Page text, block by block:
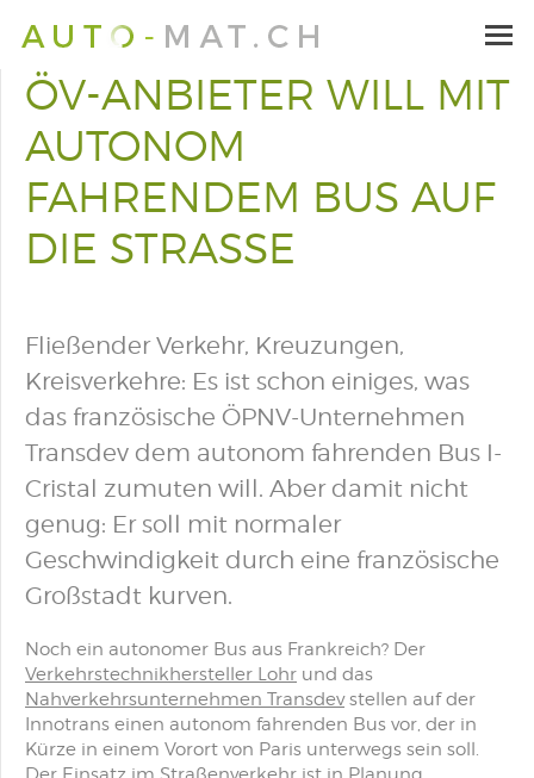
ÖV-ANBIETER WILL MIT
AUTONOM
FAHRENDEM BUS AUF
DIE STRASSE
Fließender Verkehr, Kreuzungen,
Kreisverkehre: Es ist schon einiges, was
das französische ÖPNV-Unternehmen
Transdev dem autonom fahrenden Bus I-
Cristal zumuten will. Aber damit nicht
genug: Er soll mit normaler
Geschwindigkeit durch eine französische
Großstadt kurven.
Noch ein autonomer Bus aus Frankreich? Der
Verkehrstechnikhersteller Lohr und das
Nahverkehrsunternehmen Transdevstellen auf der
Innotrans einen autonom fahrenden Bus vor, der in
Kürze in einem Vorort von Paris unterwegs sein soll.